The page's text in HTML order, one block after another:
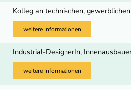
Kolleg an technischen,
weitere Informationen
Industrial-DesignerIn,
weitere Informationen